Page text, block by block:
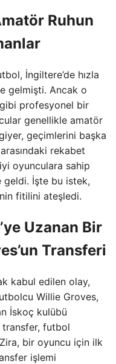
Ruhun
İngiltere’de hızla
gelmişti. Ancak o
profesyonel bir
genellikle amatör
geçimlerini başka
rekabet
oyunculara sahip
İşte bu istek,
fitilini ateşledi.
Uzanan Bir
Transferi
kabul edilen olay,
Willie Groves,
İskoç kulübü
transfer, futbol
bir oyuncu için ilk
işlemi